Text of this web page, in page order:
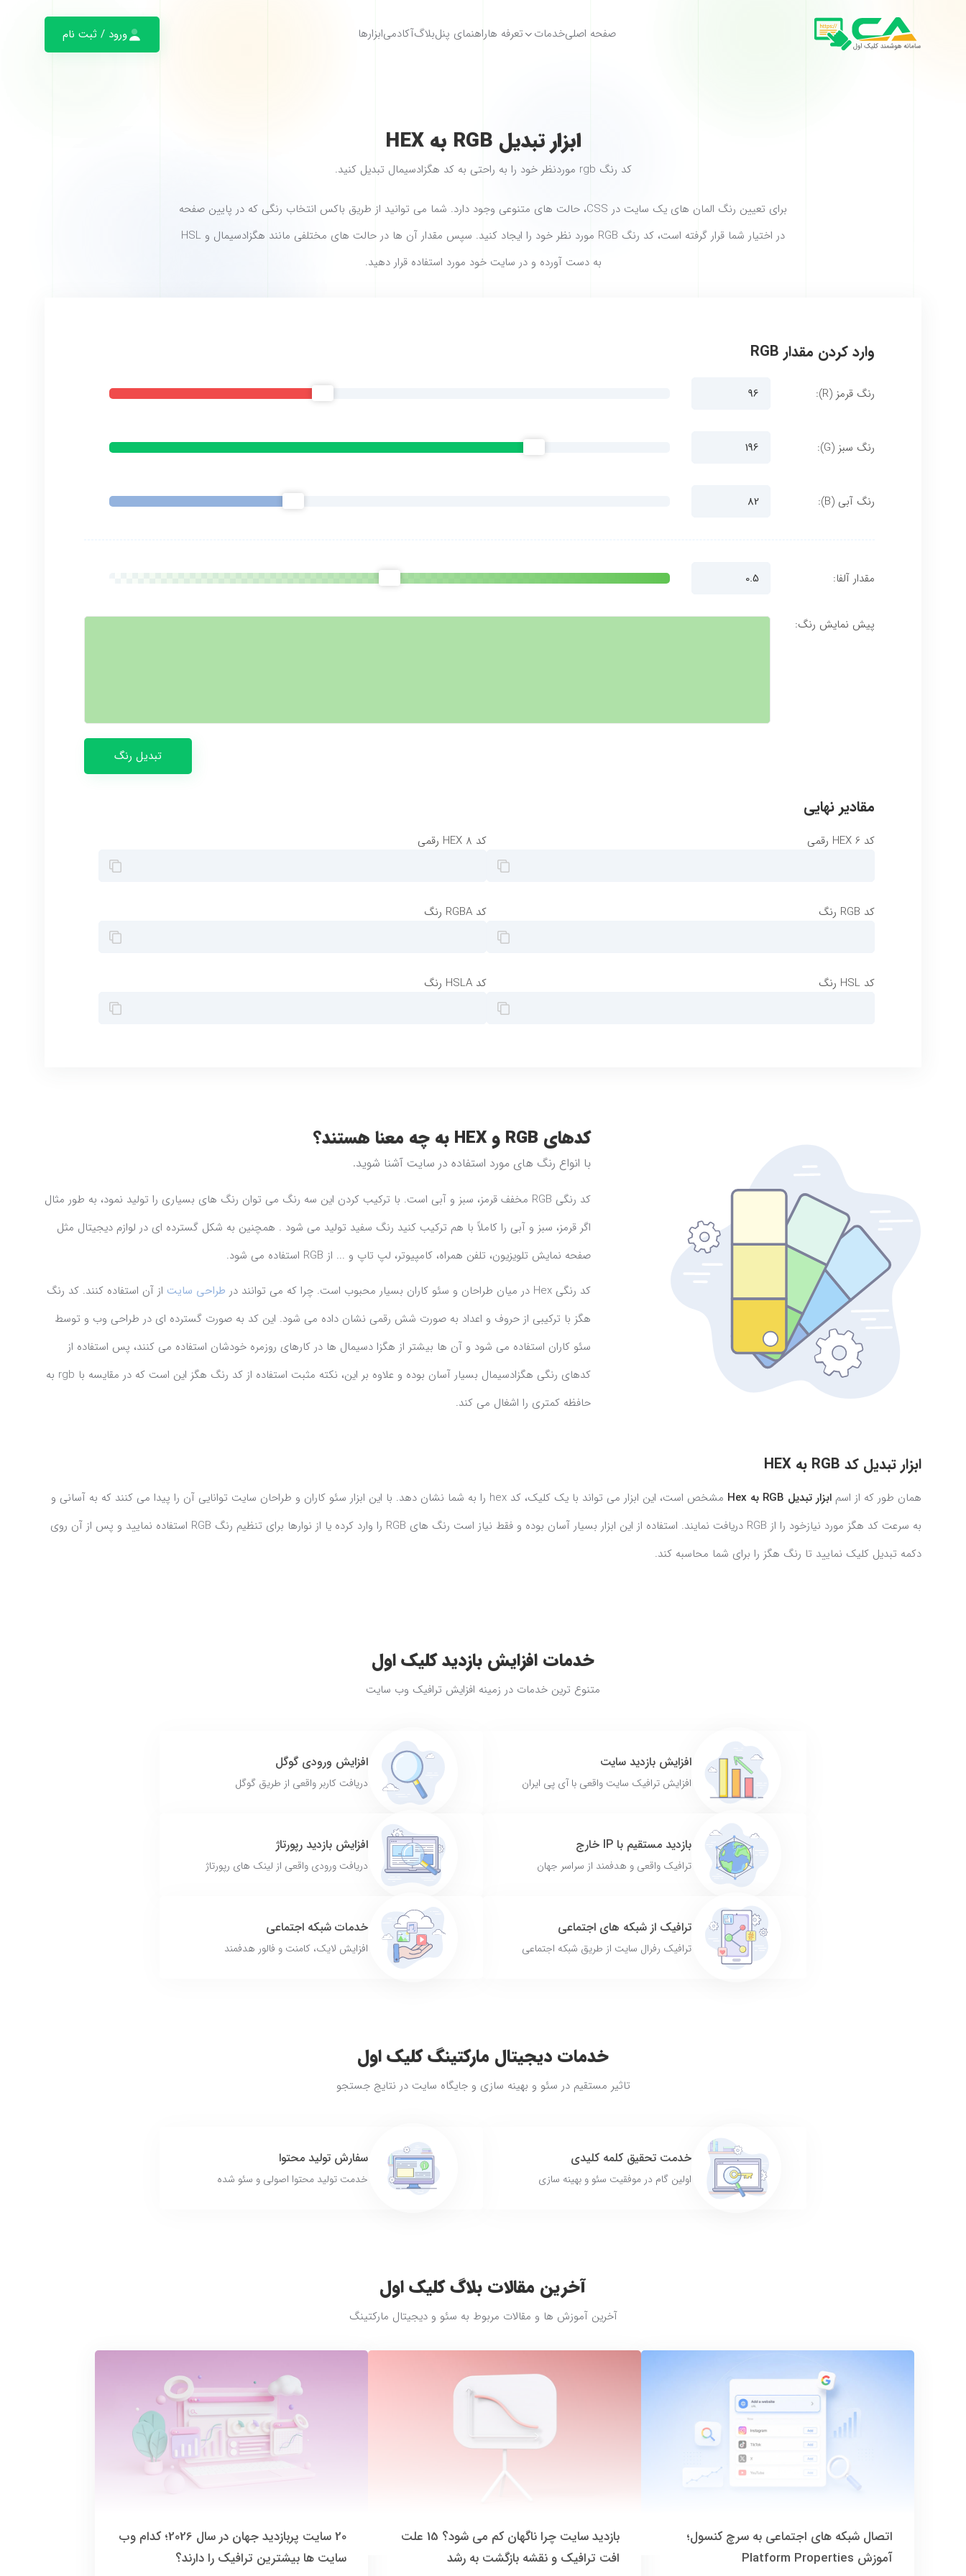
صفحه اصلیخدمات تعرفه هاراهنمای پنلبلاگآکادمیابزارها ورود / ثبت نام
ابزار تبدیل RGB به HEX
کد رنگ rgb موردنظر خود را به راحتی به کد هگزادسیمال تبدیل کنید.
برای تعیین رنگ المان های یک سایت در CSS، حالت های متنوعی وجود دارد. شما می توانید از طریق باکس انتخاب رنگی که در پایین صفحه
در اختیار شما قرار گرفته است، کد رنگ RGB مورد نظر خود را ایجاد کنید. سپس مقدار آن ها در حالت های مختلفی مانند هگزادسیمال و HSL
به دست آورده و در سایت خود مورد استفاده قرار دهید.
وارد کردن مقدار RGB
رنگ قرمز (R):
رنگ سبز (G):
رنگ آبی (B):
مقدار آلفا:
پیش نمایش رنگ:
تبدیل رنگ
مقادیر نهایی
کد HEX 6 رقمی کد HEX 8 رقمی
کد RGB رنگ کد RGBA رنگ
کد HSL رنگ کد HSLA رنگ
کدهای RGB و HEX به چه معنا هستند؟
با انواع رنگ های مورد استفاده در سایت آشنا شوید.
کد رنگی RGB مخفف قرمز، سبز و آبی است. با ترکیب کردن این سه رنگ می توان رنگ های بسیاری را تولید نمود، به طور مثال
اگر قرمز، سبز و آبی را کاملاً با هم ترکیب کنید رنگ سفید تولید می شود . همچنین به شکل گسترده ای در لوازم دیجیتال مثل
صفحه نمایش تلویزیون، تلفن همراه، کامپیوتر، لپ تاپ و ... از RGB استفاده می شود.
کد رنگی Hex در میان طراحان و سئو کاران بسیار محبوب است. چرا که می توانند در طراحی سایت از آن استفاده کنند. کد رنگ
هگز با ترکیبی از حروف و اعداد به صورت شش رقمی نشان داده می شود. این کد به صورت گسترده ای در طراحی وب و توسط
سئو کاران استفاده می شود و آن ها بیشتر از هگزا دسیمال ها در کارهای روزمره خودشان استفاده می کنند، پس استفاده از
کدهای رنگی هگزادسیمال بسیار آسان بوده و علاوه بر این، نکته مثبت استفاده از کد رنگ هگز این است که در مقایسه با rgb به
حافظه کمتری را اشغال می کند.
ابزار تبدیل کد RGB به HEX
همان طور که از اسم ابزار تبدیل RGB به Hex
مشخص است، این ابزار می تواند با یک کلیک، کد hex را به شما نشان دهد. با این ابزار سئو کاران و طراحان سایت توانایی آن را پیدا می کنند که به آسانی و
به سرعت کد هگز مورد نیازخود را از RGB دریافت نمایند. استفاده از این ابزار بسیار آسان بوده و فقط نیاز است رنگ های RGB را وارد کرده یا از نوارها برای تنظیم رنگ RGB استفاده نمایید و پس از آن روی
دکمه تبدیل کلیک نمایید تا رنگ هگز را برای شما محاسبه کند.
خدمات افزایش بازدید کلیک اول
متنوع ترین خدمات در زمینه افزایش ترافیک وب سایت
افزایش بازدید سایت
افزایش ترافیک سایت واقعی با آی پی ایران
افزایش ورودی گوگل
دریافت کاربر واقعی از طریق گوگل
بازدید مستقیم با IP خارج
ترافیک واقعی و هدفمند از سراسر جهان
افزایش بازدید رپورتاژ
دریافت ورودی واقعی از لینک های رپورتاژ
ترافیک از شبکه های اجتماعی
ترافیک رفرال سایت از طریق شبکه اجتماعی
خدمات شبکه اجتماعی
افزایش لایک، کامنت و فالور هدفمند
خدمات دیجیتال مارکتینگ کلیک اول
تاثیر مستقیم در سئو و بهینه سازی و جایگاه سایت در نتایج جستجو
خدمت تحقیق کلمه کلیدی
اولین گام در موفقیت سئو و بهینه سازی
سفارش تولید محتوا
خدمت تولید محتوا اصولی و سئو شده
آخرین مقالات بلاگ کلیک اول
آخرین آموزش ها و مقالات مربوط به سئو و دیجیتال مارکتینگ
اتصال شبکه های اجتماعی به سرچ کنسول؛
آموزش Platform Properties
بازدید سایت چرا ناگهان کم می شود؟ 15 علت
افت ترافیک و نقشه بازگشت به رشد
20 سایت پربازدید جهان در سال 2026؛ کدام وب
سایت ها بیشترین ترافیک را دارند؟